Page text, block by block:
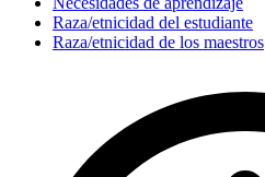
Raza/etnicidad del estudiante
Raza/etnicidad de los maestros